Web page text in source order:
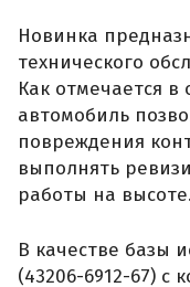
Новинка
технического
Как отмечается в
автомобиль
повреждения
выполнять
работы на высоте.
В качестве базы
(43206-6912-67) с